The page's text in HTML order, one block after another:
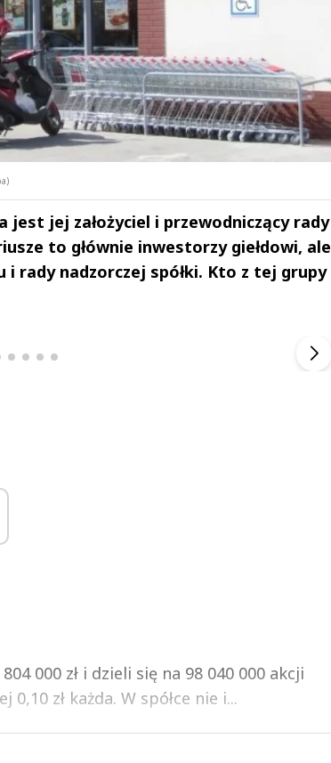
jest jej założyciel i przewodniczący rady
to głównie inwestorzy giełdowi, ale
rady nadzorczej spółki. Kto z tej grupy
000 zł i dzieli się na 98 040 000 akcji
zł każda. W spółce nie i...